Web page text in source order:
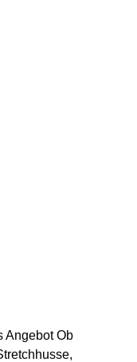
Angebot Ob